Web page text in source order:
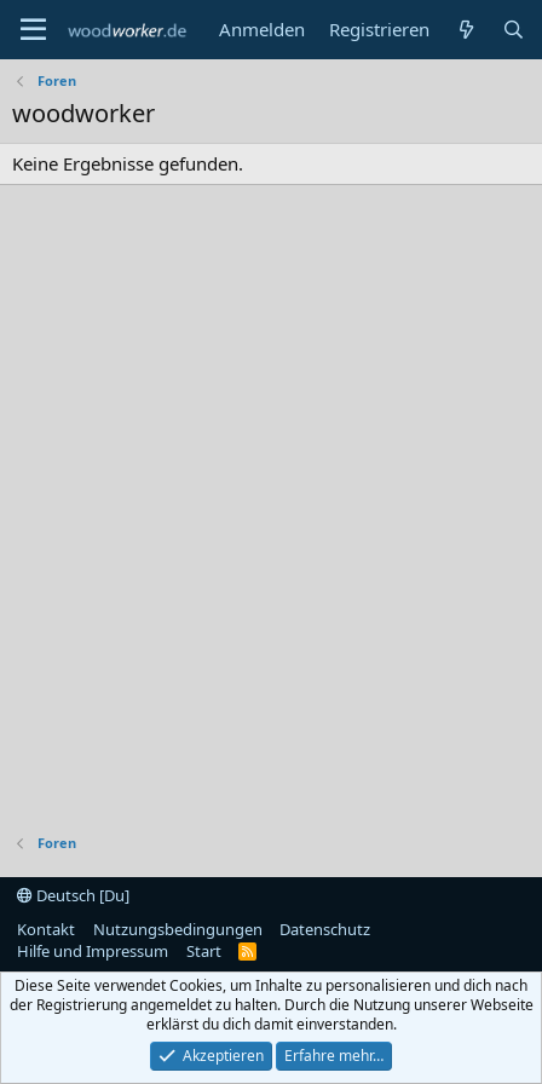
Anmelden Registrieren
Foren
woodworker
Keine Ergebnisse gefunden.
Foren
Deutsch [Du]
Kontakt
Nutzungsbedingungen
Datenschutz
Hilfe und Impressum
Start
R
S
Diese Seite verwendet Cookies, um Inhalte zu personalisieren und dich nach
der Registrierung angemeldet zu halten. Durch die Nutzung unserer Webseite
erklärst du dich damit einverstanden.
Akzeptieren
Erfahre mehr…